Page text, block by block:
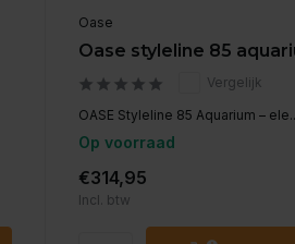
Oase
Oase styleline 85
Vergelijk
OASE Styleline 85 Aquarium –
Op voorraad
€314,95
Incl. btw